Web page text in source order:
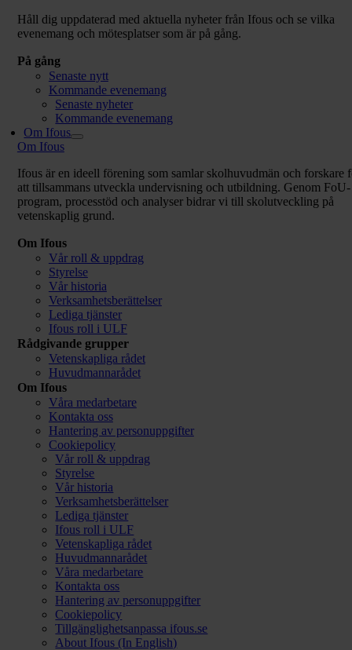
Håll dig uppdaterad med aktuella nyheter från Ifous och se vilka
evenemang och mötesplatser som är på gång.
På gång
Senaste nytt
Kommande evenemang
Senaste nyheter
Kommande evenemang
Om Ifous
Om Ifous
Ifous är en ideell förening som samlar skolhuvudmän och forskare
att tillsammans utveckla undervisning och utbildning. Genom FoU-
program, processtöd och analyser bidrar vi till skolutveckling på
vetenskaplig grund.
Om Ifous
Vår roll & uppdrag
Styrelse
Vår historia
Verksamhetsberättelser
Lediga tjänster
Ifous roll i ULF
Rådgivande grupper
Vetenskapliga rådet
Huvudmannarådet
Om Ifous
Våra medarbetare
Kontakta oss
Hantering av personuppgifter
Cookiepolicy
Vår roll & uppdrag
Styrelse
Vår historia
Verksamhetsberättelser
Lediga tjänster
Ifous roll i ULF
Vetenskapliga rådet
Huvudmannarådet
Våra medarbetare
Kontakta oss
Hantering av personuppgifter
Cookiepolicy
Tillgänglighetsanpassa ifous.se
About Ifous (In English)